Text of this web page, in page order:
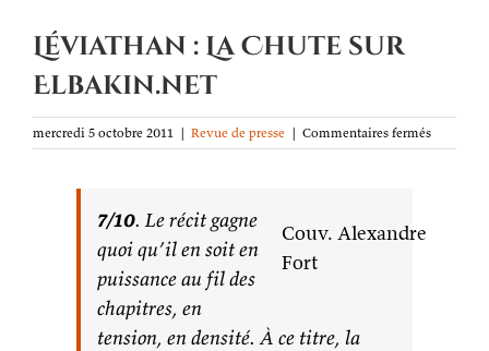
Léviathan : La Chute sur
Elbakin.net
mercredi 5 octobre 2011 | Revue de presse | Commentaires ferméssur
Léviathan
Couv. Alexandre
Fort
7/10. Le récit gagne
quoi qu’il en soit en
puissance au fil des
chapitres, en
tension, en densité. À ce titre, la